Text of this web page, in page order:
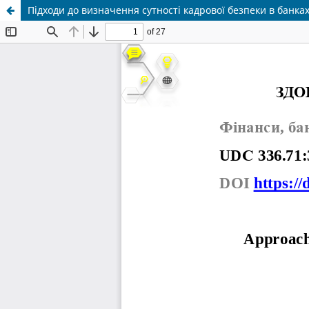
Підходи до визначення сутності кадрової безпеки в банках